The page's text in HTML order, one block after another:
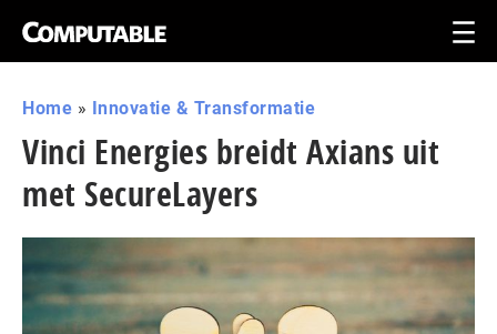
Home » Innovatie & Transformatie
Vinci Energies breidt Axians uit
met SecureLayers